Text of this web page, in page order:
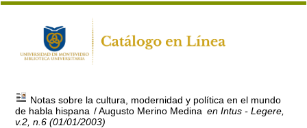
Notas sobre la cultura, modernidad y política en el mundo
de habla hispana / Augusto Merino Medina en Intus - Legere,
v.2, n.6 (01/01/2003)